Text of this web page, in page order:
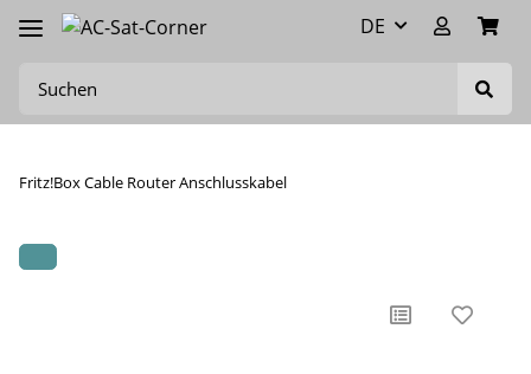
DE
Fritz!Box Cable Router Anschlusskabel